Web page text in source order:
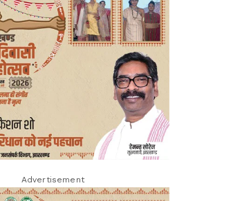
Advertisement